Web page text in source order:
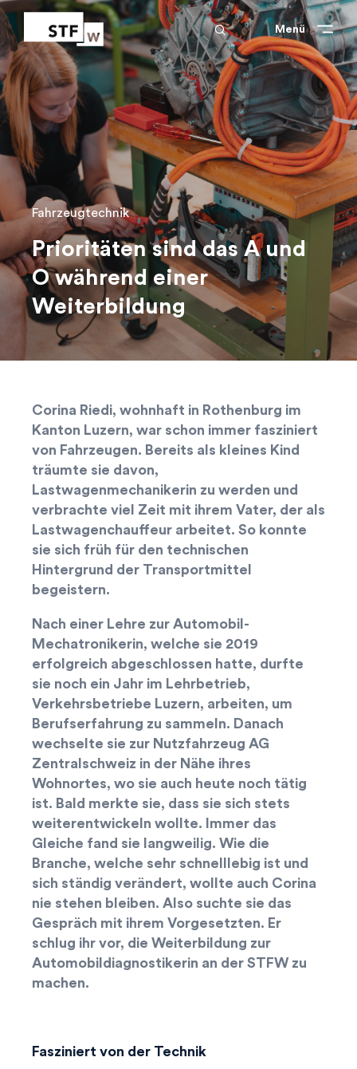
Schliessen
search Menü
Fahrzeugtechnik
Prioritäten sind das A und
O während einer
Weiterbildung
Corina Riedi, wohnhaft in Rothenburg im
Kanton Luzern, war schon immer fasziniert
von Fahrzeugen. Bereits als kleines Kind
träumte sie davon,
Lastwagenmechanikerin zu werden und
verbrachte viel Zeit mit ihrem Vater, der als
Lastwagenchauffeur arbeitet. So konnte
sie sich früh für den technischen
Hintergrund der Transportmittel
begeistern.
Nach einer Lehre zur Automobil-
Mechatronikerin, welche sie 2019
erfolgreich abgeschlossen hatte, durfte
sie noch ein Jahr im Lehrbetrieb,
Verkehrsbetriebe Luzern, arbeiten, um
Berufserfahrung zu sammeln. Danach
wechselte sie zur Nutzfahrzeug AG
Zentralschweiz in der Nähe ihres
Wohnortes, wo sie auch heute noch tätig
ist. Bald merkte sie, dass sie sich stets
weiterentwickeln wollte. Immer das
Gleiche fand sie langweilig. Wie die
Branche, welche sehr schnelllebig ist und
sich ständig verändert, wollte auch Corina
nie stehen bleiben. Also suchte sie das
Gespräch mit ihrem Vorgesetzten. Er
schlug ihr vor, die Weiterbildung zur
Automobildiagnostikerin an der STFW zu
machen.
Fasziniert von der Technik
Schliessen